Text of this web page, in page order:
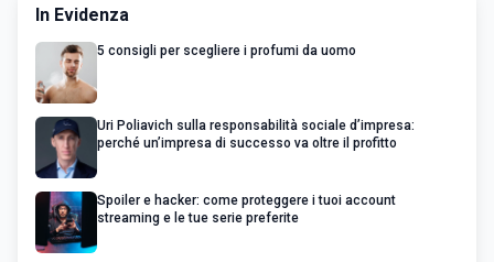
In Evidenza
5 consigli per scegliere i profumi da uomo
Uri Poliavich sulla responsabilità sociale d’impresa:
perché un’impresa di successo va oltre il profitto
Spoiler e hacker: come proteggere i tuoi account
streaming e le tue serie preferite